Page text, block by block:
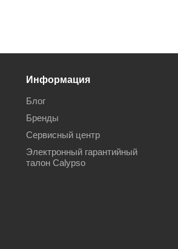
Информация
Блог
Бренды
Сервисный центр
Электронный гарантийный
талон Calypso